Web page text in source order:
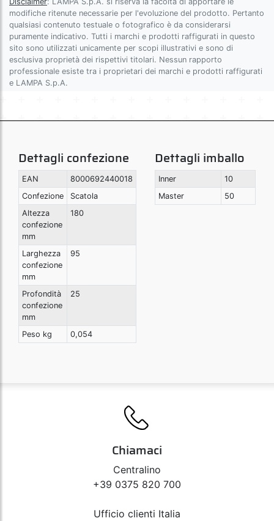
modifiche ritenute necessarie per l'evoluzione del prodotto. Pertanto
qualsiasi contenuto testuale o fotografico è da considerarsi
puramente indicativo. Tutti i marchi e prodotti raffigurati in questo
sito sono utilizzati unicamente per scopi illustrativi e sono di
esclusiva proprietà dei rispettivi titolari. Nessun rapporto
professionale esiste tra i proprietari dei marchi e prodotti raffigurati
e LAMPA S.p.A.
Dettagli confezione
EAN
8000692440018
Confezione
Scatola
Altezza
confezione
mm
180
Larghezza
confezione
mm
95
Profondità
confezione
mm
25
Peso kg 0,054
Dettagli imballo
Inner
10
Master
50
Chiamaci
Centralino
+39 0375 820 700
Ufficio clienti Italia